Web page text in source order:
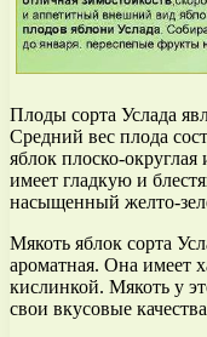
Плоды сорта Услада
Средний вес плода
яблок плоско-
имеет гладкую и
насыщенный желто-
Мякоть яблок сорта
ароматная. Она имеет
кислинкой. Мякоть у
свои вкусовые